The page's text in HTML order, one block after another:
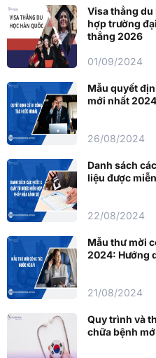
Visa thẳng du
hợp trường
thẳng 2026
01/09/2024
Mẫu quyết
mới nhất
26/08/2024
Danh sách
liệu được
22/08/2024
Mẫu thư mời
2024: Hướng
21/08/2024
Quy trình và
chữa bệnh